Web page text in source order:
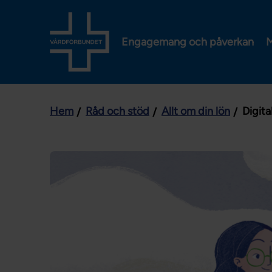
Engagemang och påverkan
Hem Råd och stöd Allt om din lön